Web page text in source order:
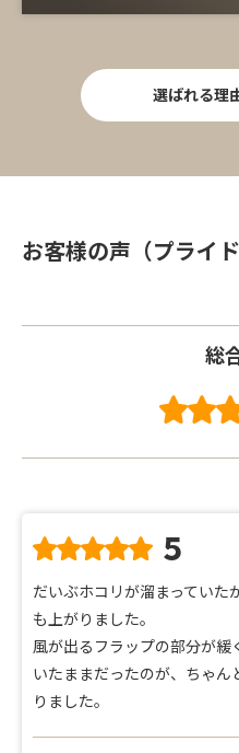
選ばれる理
お客様の声（プライド
総
5
だいぶホコリが溜まっていた
も上がりました。
風が出るフラップの部分が
いたままだったのが、ちゃ
りました。